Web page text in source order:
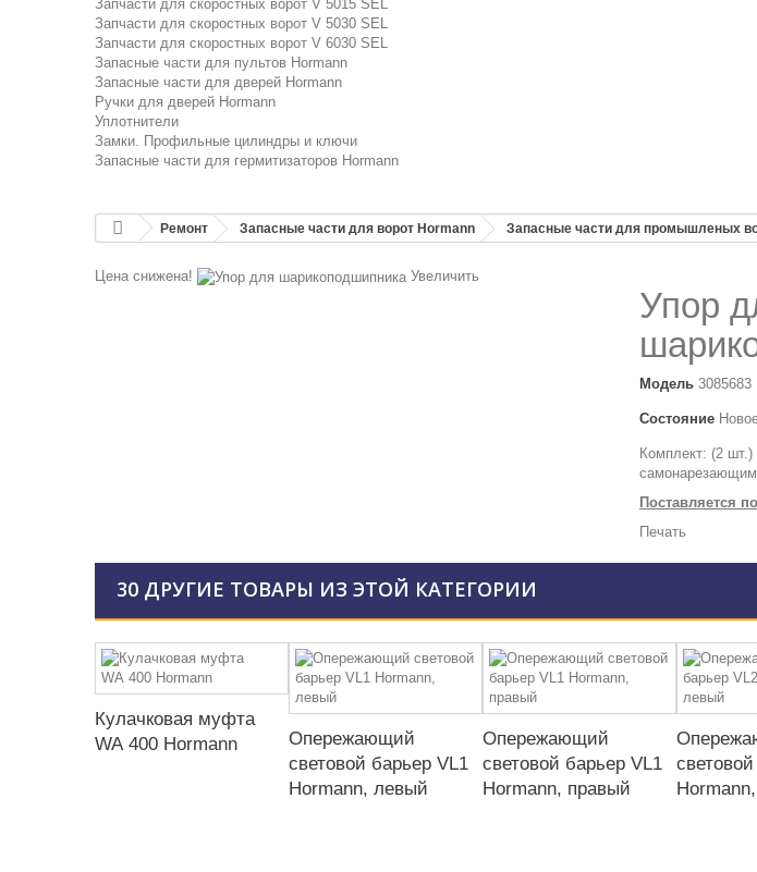
Запчасти для скоростных ворот V 5015 SEL
Запчасти для скоростных ворот V 5030 SEL
Запчасти для скоростных ворот V 6030 SEL
Запасные части для пультов Hormann
Запасные части для дверей Hormann
Ручки для дверей Hormann
Уплотнители
Замки. Профильные цилиндры и ключи
Запасные части для гермитизаторов Hormann
Ремонт Запасные части для ворот Hormann Запасные части для промышленых
Цена снижена! Увеличить
Упор
Модель 3085683
Состояние
Комплект: (2
Поставляется
Печать
30 ДРУГИЕ ТОВАРЫ ИЗ ЭТОЙ КАТЕГОРИИ
Кулачковая муфта
WA 400 Hormann
Опережающий
световой барьер VL1
Hormann, левый
Опережающий
световой барьер VL1
Hormann, правый